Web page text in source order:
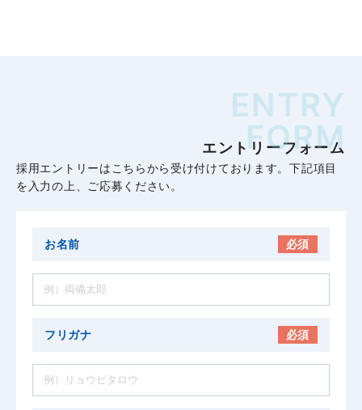
エントリーフォーム
ENTRY
FORM
採用エントリーはこちらから受け付けております。下記項目
を入力の上、ご応募ください。
お名前 必須
フリガナ 必須